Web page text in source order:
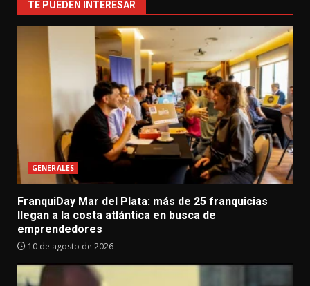
TE PUEDEN INTERESAR
GENERALES
FranquiDay Mar del Plata: más de 25 franquicias
llegan a la costa atlántica en busca de
emprendedores
10 de agosto de 2026